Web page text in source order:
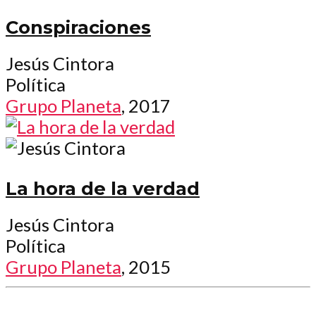
Conspiraciones
Jesús Cintora
Política
Grupo Planeta, 2017
La hora de la verdad
Jesús Cintora
Política
Grupo Planeta, 2015